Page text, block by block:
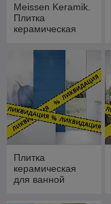
Meissen Keramik.
Плитка
керамическая
и 29*89
Плитка
керамическая
для ванной